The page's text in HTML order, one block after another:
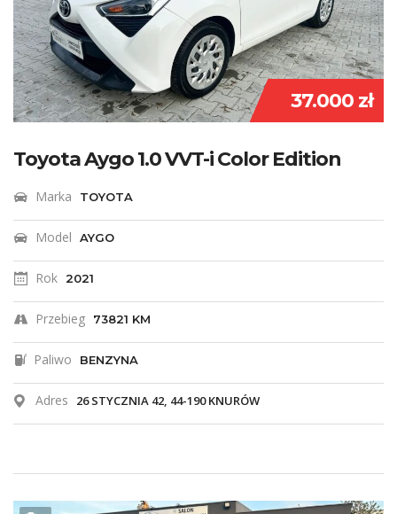
37.000 zł
Toyota Aygo 1.0 VVT-i Color Edition
Marka TOYOTA
Model AYGO
Rok 2021
Przebieg 73821 KM
Paliwo BENZYNA
Adres 26 STYCZNIA 42, 44-190 KNURÓW